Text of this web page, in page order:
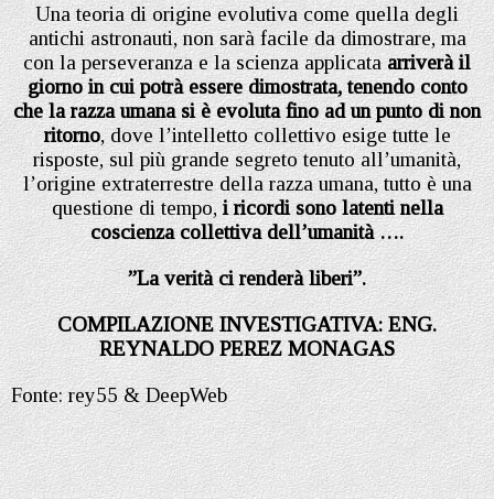
Una teoria di origine evolutiva come quella degli
antichi astronauti, non sarà facile da dimostrare, ma
con la perseveranza e la scienza applicataarriverà il
giorno in cui potrà essere dimostrata, tenendo conto
che la razza umana si è evoluta fino ad un punto di non
ritorno, dove l’intelletto collettivo esige tutte le
risposte, sul più grande segreto tenuto all’umanità,
l’origine extraterrestre della razza umana, tutto è una
questione di tempo,i ricordi sono latenti nella
coscienza collettiva dell’umanità ….
”La verità ci renderà liberi”.
COMPILAZIONE INVESTIGATIVA: ENG.
REYNALDO PEREZ MONAGAS
Fonte: rey55 & DeepWeb